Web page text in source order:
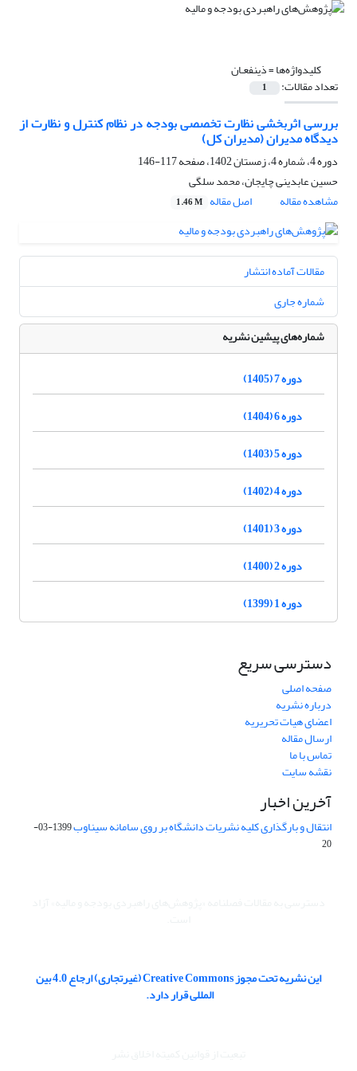
کلیدواژه‌ها =ذینفعـان
تعداد مقالات: 1
بررسی اثربخشی نظارت‌ تخصصی بودجه در نظام کنترل و نظارت از
دیدگاه مدیران (مدیران کل)
دوره 4، شماره 4، زمستان 1402، صفحه
117-146
حسین عابدینی چایجان، محمد سلگی
مشاهده مقاله
اصل مقاله 1.46 M
مقالات آماده انتشار
شماره جاری
شماره‌های پیشین نشریه
دوره 7 (1405)
دوره 6 (1404)
دوره 5 (1403)
دوره 4 (1402)
دوره 3 (1401)
دوره 2 (1400)
دوره 1 (1399)
دسترسی سریع
صفحه اصلی
درباره نشریه
اعضای هیات تحریریه
ارسال مقاله
تماس با ما
نقشه سایت
آخرین اخبار
انتقال و بارگذاری کلیه نشریات دانشگاه بر روی سامانه سیناوب
1399-03-
20
این نشریه تحت مجوز Creative Commons (غیرتجاری) ارجاع 4.0 بین
المللی قرار دارد.